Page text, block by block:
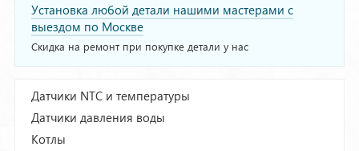
Установка любой детали нашими мастерами с
выездом по Москве
Скидка на ремонт при покупке детали у нас
Датчики NTC и температуры
Датчики давления воды
Котлы